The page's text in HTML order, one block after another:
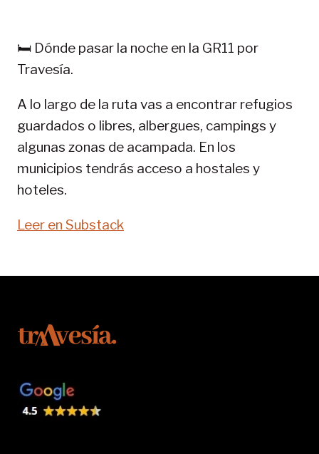
11-
🛏️ Dónde pasar la noche en la GR11 por
Travesía.
A lo largo de la ruta vas a encontrar refugios
guardados o libres, albergues, campings y
algunas zonas de acampada. En los
municipios tendrás acceso a hostales y
hoteles.
Leer en Substack